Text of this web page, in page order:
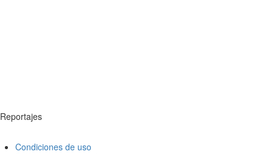
Reportajes
Condiciones de uso